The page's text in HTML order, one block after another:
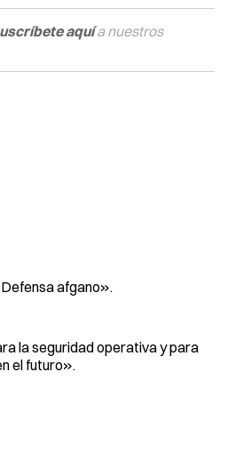
aquía nuestros
afgano».
la seguridad operativa y para
el futuro».